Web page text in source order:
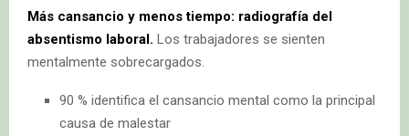
Más cansancio y menos tiempo: radiografía del
absentismo laboral. Los trabajadores se sienten
mentalmente sobrecargados.
90 % identifica el cansancio mental como la principal
causa de malestar